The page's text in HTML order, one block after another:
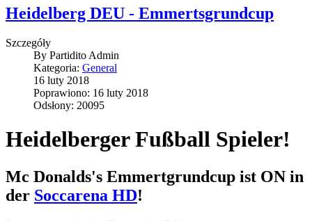
Heidelberg DEU - Emmertsgrundcup
Szczegóły
By Partidito Admin
Kategoria: General
16 luty 2018
Poprawiono: 16 luty 2018
Odsłony: 20095
Heidelberger Fußball Spieler!
Mc Donalds's Emmertgrundcup ist ON in
der Soccarena HD!